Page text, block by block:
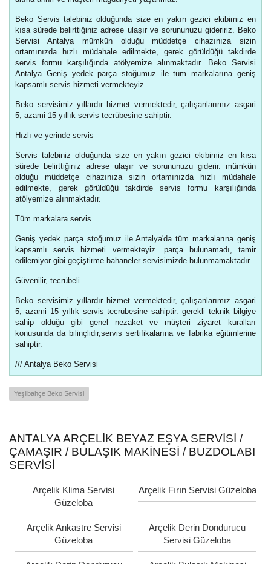
Beko Servis talebiniz olduğunda size en yakın gezici ekibimiz en
kısa sürede belirttiğiniz adrese ulaşır ve sorununuzu gideririz. Beko
Servisi Antalya mümkün olduğu müddetçe cihazınıza sizin
ortamınızda hızlı müdahale edilmekte, gerek görüldüğü takdirde
servis formu karşılığında atölyemize alınmaktadır. Beko Servisi
Antalya Geniş yedek parça stoğumuz ile tüm markalarına geniş
kapsamlı servis hizmeti vermekteyiz.
Beko servisimiz yıllardır hizmet vermektedir, çalışanlarımız asgari
5, azami 15 yıllık servis tecrübesine sahiptir.
Hızlı ve yerinde servis
Servis talebiniz olduğunda size en yakın gezici ekibimiz en kısa
sürede belirttiğiniz adrese ulaşır ve sorununuzu giderir. mümkün
olduğu müddetçe cihazınıza sizin ortamınızda hızlı müdahale
edilmekte, gerek görüldüğü takdirde servis formu karşılığında
atölyemize alınmaktadır.
Tüm markalara servis
Geniş yedek parça stoğumuz ile Antalya'da tüm markalarına geniş
kapsamlı servis hizmeti vermekteyiz. parça bulunamadı, tamir
edilemiyor gibi geçiştirme bahaneler servisimizde bulunmamaktadır.
Güvenilir, tecrübeli
Beko servisimiz yıllardır hizmet vermektedir, çalışanlarımız asgari
5, azami 15 yıllık servis tecrübesine sahiptir. gerekli teknik bilgiye
sahip olduğu gibi genel nezaket ve müşteri ziyaret kuralları
konusunda da bilinçlidir,servis sertifikalarına ve fabrika eğitimlerine
sahiptir.
/// Antalya Beko Servisi
Yeşilbahçe Beko Servisi
ANTALYA ARÇELIK BEYAZ EŞYA SERVISI /
ÇAMAŞIR / BULAŞIK MAKINESI / BUZDOLABI
SERVISI
Arçelik Klima Servisi
Güzeloba
Arçelik Fırın Servisi Güzeloba
Arçelik Ankastre Servisi
Güzeloba
Arçelik Derin Dondurucu
Servisi Güzeloba